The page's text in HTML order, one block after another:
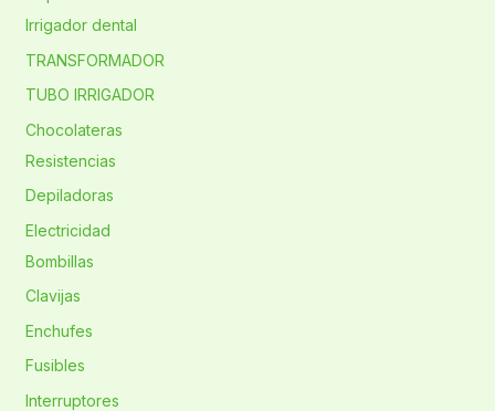
Irrigador dental
TRANSFORMADOR
TUBO IRRIGADOR
Chocolateras
Resistencias
Depiladoras
Electricidad
Bombillas
Clavijas
Enchufes
Fusibles
Interruptores